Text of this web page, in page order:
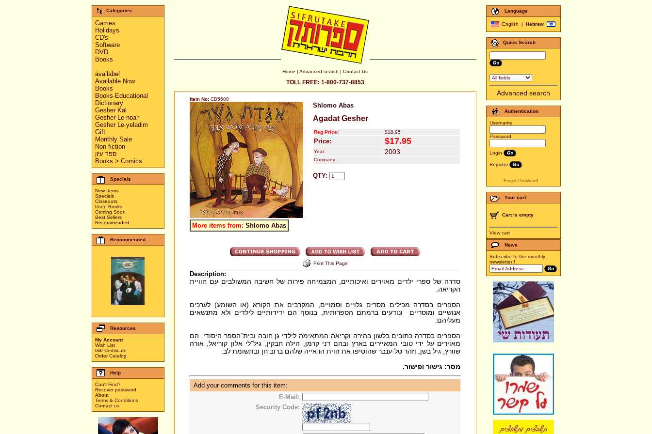
Categories
Games
Holidays
CD's
Software
DVD
Books
availabel
Available Now
Books
Books-Educational
Dictionary
Gesher Kal
Gesher Le-noa'r
Gesher Le-yeladim
Gift
Monthly Sale
Non-fiction
ספר עיון
Books > Comics
Specials
New Items
Specials
Closeouts
Used Books
Coming Soon
Best Sellers
Recommended
Recommended
Resources
My Account
Wish List
Gift Certificate
Order Catalog
Help
Can't Find?
Recover password
About
Terms & Conditions
Contact us
Home | Advanced search | Contact Us
TOLL FREE: 1-800-737-8853
Item No: CB5608
Shlomo Abas
Agadat Gesher
Reg Price: $18.95
Price: $17.95
Year: 2003
Company:
QTY:
More items from: Shlomo Abas
Print This Page
Description:
סדרה של ספרי ילדים מאוירים ואיכותיים, המצמיחה פירות של חשיבה המשולבים עם חוויית
הקריאה.
הספרים בסדרה מכילים מסרים גלויים וסמויים, המקרבים את הקורא (או השומע) לערכים
אנושיים ומוסריים ונודעים ברמתם הספרותית, בנוסף הם ידידותיים לילדים ולא מתנשאים
מעליהם.
הספרים בסדרה כתובים בלשון בהירה וקריאה המתאימה לילדי גן חובה ובית־הספר היסודי. הם
מאוירים על ידי טובי המאיירים בארץ ובהם דני קרמן, הילה חבקין, גיל־לי אלון קוריאל, אורה
שוורץ, גיל בשן, וזהר טל-ענבר שהוסיפו את זווית הראייה שלהם ברוב חן ובתשומת לב.
מסר: גישור ופישור.
Add your comments for this item:
E-Mail:
Security Code:
Language
English | Hebrew
Quick Search
Advanced search
Authentication
Username
Password
Login
Register
Forgot Password
Your cart
Cart is empty
View cart
News
Subscribe to the monthly
newsletter !